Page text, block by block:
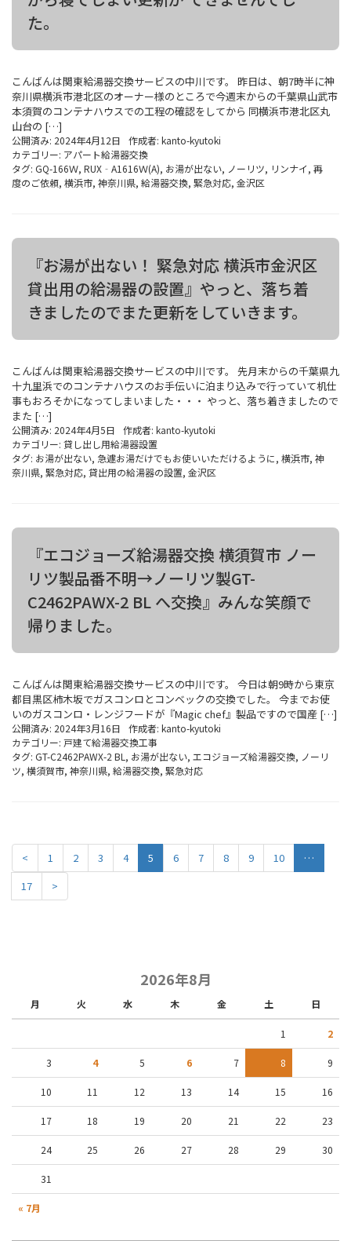
た。
こんばんは関東給湯器交換サービスの中川です。 昨日は、朝7時半に神
奈川県横浜市港北区のオーナー様のところで今週末からの千葉県山武市
本須賀のコンテナハウスでの工程の確認をしてから 同横浜市港北区丸
山台の […]
公開済み: 2024年4月12日 作成者: kanto-kyutoki
カテゴリー: アパート給湯器交換
タグ: GQ-166Ｗ, RUX‐A1616Ｗ(A), お湯が出ない, ノーリツ, リンナイ, 再
度のご依頼, 横浜市, 神奈川県, 給湯器交換, 緊急対応, 金沢区
『お湯が出ない！ 緊急対応 横浜市金沢区
貸出用の給湯器の設置』やっと、落ち着
きましたのでまた更新をしていきます。
こんばんは関東給湯器交換サービスの中川です。 先月末からの千葉県九
十九里浜でのコンテナハウスのお手伝いに泊まり込みで行っていて机仕
事もおろそかになってしまいました・・・ やっと、落ち着きましたので
また […]
公開済み: 2024年4月5日 作成者: kanto-kyutoki
カテゴリー: 貸し出し用給湯器設置
タグ: お湯が出ない, 急遽お湯だけでもお使いいただけるように, 横浜市, 神
奈川県, 緊急対応, 貸出用の給湯器の設置, 金沢区
『エコジョーズ給湯器交換 横須賀市 ノー
リツ製品番不明→ノーリツ製GT-
C2462PAWX-2 BL へ交換』みんな笑顔で
帰りました。
こんばんは関東給湯器交換サービスの中川です。 今日は朝9時から東京
都目黒区柿木坂でガスコンロとコンベックの交換でした。 今までお使
いのガスコンロ・レンジフードが『Magic chef』製品ですので国産 […]
公開済み: 2024年3月16日 作成者: kanto-kyutoki
カテゴリー: 戸建て給湯器交換工事
タグ: GT-C2462PAWX-2 BL , お湯が出ない, エコジョーズ給湯器交換, ノーリ
ツ, 横須賀市, 神奈川県, 給湯器交換, 緊急対応
< 1 2 3 4 5 6 7 8 9 10
…
17
>
2026年8月
月 火 水 木 金 土 日
« 7月
1 2
3 4 5 6 7 8 9
10 11 12 13 14 15 16
17 18 19 20 21 22 23
24 25 26 27 28 29 30
31